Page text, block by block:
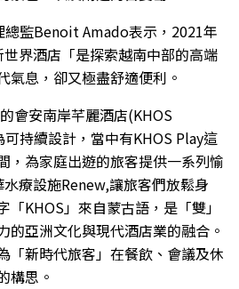
監Benoit Amado表示，2021年
界酒店「是探索越南中部的高端
氣息，卻又極盡舒適便利。
會安南岸芊麗酒店(KHOS
持續設計，當中有KHOS Play這
，為家庭出遊的旅客提供一系列愉
療設施Renew,讓旅客們放鬆身
KHOS」來自蒙古語，是「雙」
的亞洲文化與現代酒店業的融合。
「新時代旅客」在餐飲、會議及休
構思。